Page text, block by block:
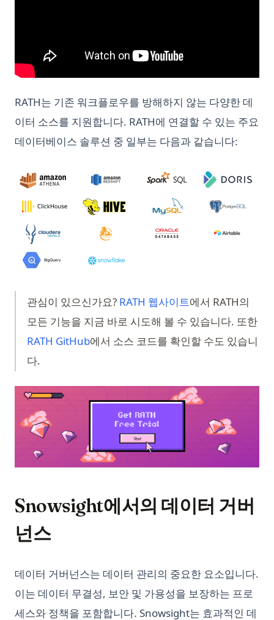
RATH는 기존 워크플로우를 방해하지 않는 다양한 데
이터 소스를 지원합니다. RATH에 연결할 수 있는 주요
데이터베이스 솔루션 중 일부는 다음과 같습니다:
관심이 있으신가요? RATH 웹사이트(opens in a new
에서 RATH의
모든 기능을 지금 바로 시도해 볼 수 있습니다. 또한
RATH GitHub(opens in a new tab)
에서 소스 코드를 확인할 수도 있습니
다.
Snowsight에서의 데이터 거버
넌스
데이터 거버넌스는 데이터 관리의 중요한 요소입니다.
이는 데이터 무결성, 보안 및 가용성을 보장하는 프로
세스와 정책을 포함합니다. Snowsight는 효과적인 데